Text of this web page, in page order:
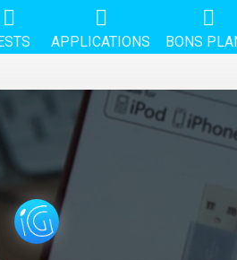
APPLICATIONS BONS